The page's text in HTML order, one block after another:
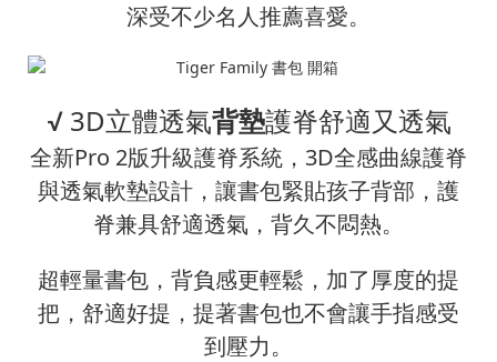
深受不少名人推薦喜愛。
√ 3D立體透氣背墊護脊舒適又透氣
全新Pro 2版升級護脊系統，3D全感曲線護脊
與透氣軟墊設計，讓書包緊貼孩子背部，護
脊兼具舒適透氣，背久不悶熱。
超輕量書包，背負感更輕鬆，加了厚度的提
把，舒適好提，提著書包也不會讓手指感受
到壓力。